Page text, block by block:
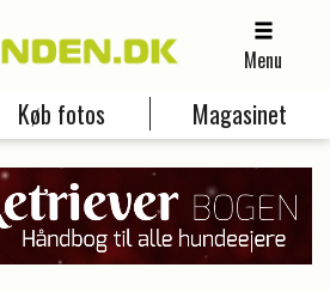
Menu
Køb fotos Magasinet